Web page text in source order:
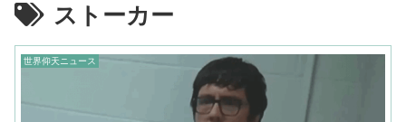
ストーカー
世界仰天ニュース